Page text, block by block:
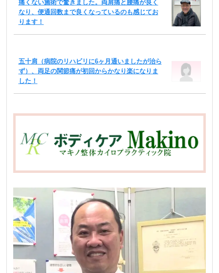
痛くない施術で驚きました。両肩痛と腰痛が良く
なり、便通回数まで良くなっているのも感じてお
ります！
五十肩（病院のリハビリに6ヶ月通いましたが治ら
ず）、両足の関節痛が初回からかなり楽になりま
した！